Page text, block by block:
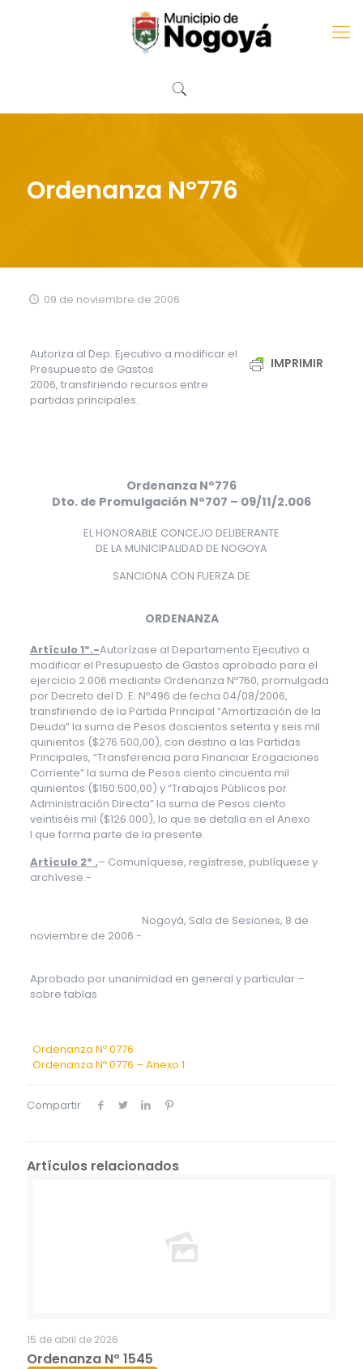
Ordenanza Nº776
09 de noviembre de 2006
IMPRIMIR
Autoriza al Dep. Ejecutivo a modificar el
Presupuesto de Gastos
2006, transfiriendo recursos entre
partidas principales.
Ordenanza Nº776
Dto. de Promulgación Nº707 – 09/11/2.006
EL HONORABLE CONCEJO DELIBERANTE
DE LA MUNICIPALIDAD DE NOGOYA
SANCIONA CON FUERZA DE
ORDENANZA
Artículo 1º.-Autorízase al Departamento Ejecutivo a
modificar el Presupuesto de Gastos aprobado para el
ejercicio 2.006 mediante Ordenanza Nº760, promulgada
por Decreto del D. E. Nº496 de fecha 04/08/2006,
transfiriendo de la Partida Principal “Amortización de la
Deuda” la suma de Pesos doscientos setenta y seis mil
quinientos ($276.500,00), con destino a las Partidas
Principales, “Transferencia para Financiar Erogaciones
Corriente” la suma de Pesos ciento cincuenta mil
quinientos ($150.500,00) y “Trabajos Públicos por
Administración Directa” la suma de Pesos ciento
veintiséis mil ($126.000), lo que se detalla en el Anexo
I que forma parte de la presente.
Artículo 2º .– Comuníquese, regístrese, publíquese y
archívese.-
Nogoyá, Sala de Sesiones, 8 de
noviembre de 2006.-
Aprobado por unanimidad en general y particular –
sobre tablas
Ordenanza Nº 0776
Ordenanza Nº 0776 – Anexo 1
Compartir
Artículos relacionados
15 de abril de 2026
Ordenanza Nº 1545